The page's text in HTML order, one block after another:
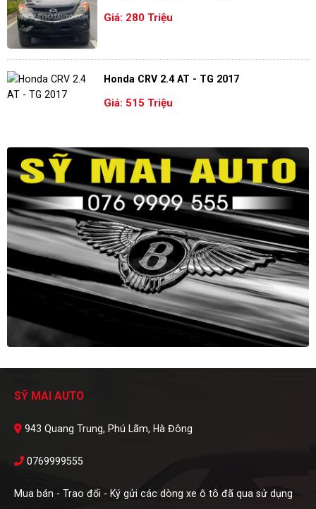
Giá: 280 Triệu
Honda CRV 2.4 AT - TG 2017
Giá: 515 Triệu
SỸ MAI AUTO
943 Quang Trung, Phú Lãm, Hà Đông
0769999555
Mua bán - Trao đổi - Ký gửi các dòng xe ô tô đã qua sử dụng